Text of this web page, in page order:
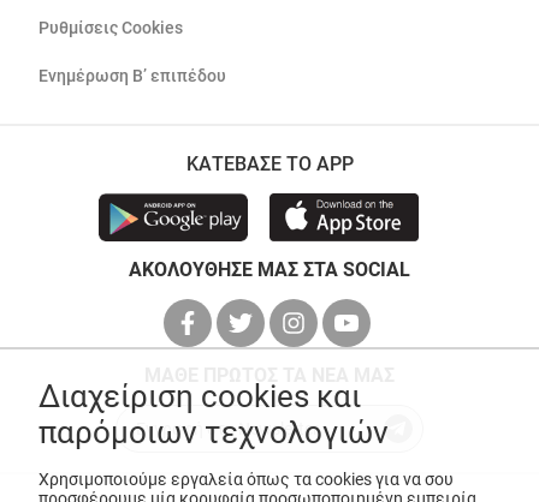
Ρυθμίσεις Cookies
Ενημέρωση Β’ επιπέδου
ΚΑΤΕΒΑΣΕ ΤΟ APP
ΑΚΟΛΟΥΘΗΣΕ ΜΑΣ ΣΤΑ SOCIAL
Διαχείριση cookies και
παρόμοιων τεχνολογιών
Χρησιμοποιούμε εργαλεία όπως τα cookies για να σου